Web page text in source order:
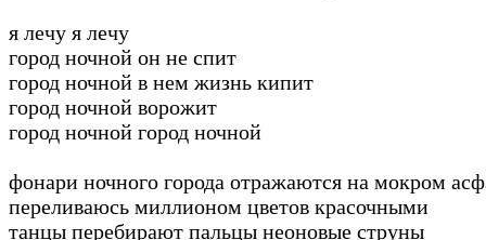
я лечу я лечу
город ночной он не спит
город ночной в нем жизнь кипит
город ночной ворожит
город ночной город ночной
фонари ночного города отражаются на мокром
переливаюсь миллионом цветов красочными
танцы перебирают пальцы неоновые струны